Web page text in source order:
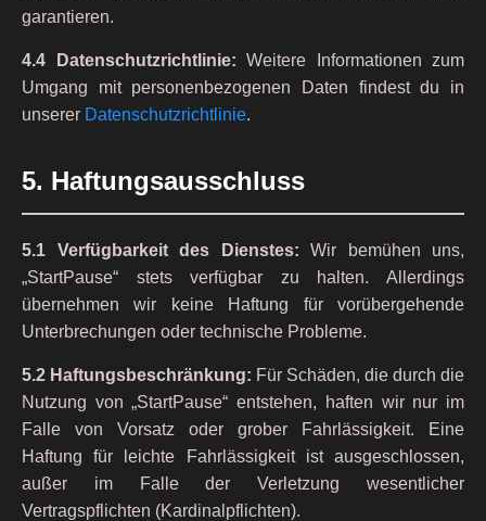
garantieren.
4.4 Datenschutzrichtlinie: Weitere Informationen zum
Umgang mit personenbezogenen Daten findest du in
unserer Datenschutzrichtlinie.
5. Haftungsausschluss
5.1 Verfügbarkeit des Dienstes: Wir bemühen uns,
„StartPause“ stets verfügbar zu halten. Allerdings
übernehmen wir keine Haftung für vorübergehende
Unterbrechungen oder technische Probleme.
5.2 Haftungsbeschränkung: Für Schäden, die durch die
Nutzung von „StartPause“ entstehen, haften wir nur im
Falle von Vorsatz oder grober Fahrlässigkeit. Eine
Haftung für leichte Fahrlässigkeit ist ausgeschlossen,
außer im Falle der Verletzung wesentlicher
Vertragspflichten (Kardinalpflichten).